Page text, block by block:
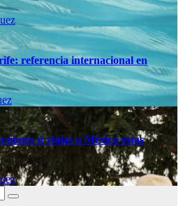
referencia internacional en
si viajas a México estas